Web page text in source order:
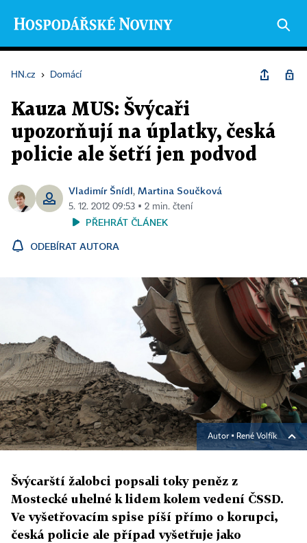
HN.cz › Domácí
Kauza MUS: Švýcaři
upozorňují na úplatky, česká
policie ale šetří jen podvod
Vladimír Šnídl, Martina Součková
5. 12. 2012 09:53 ▪ 2 min. čtení
PŘEHRÁT ČLÁNEK
ODEBÍRAT AUTORA
Autor ▪ René Volfík
Švýcarští žalobci popsali toky peněz z
Mostecké uhelné k lidem kolem vedení ČSSD.
Ve vyšetřovacím spise píší přímo o korupci,
česká policie ale případ vyšetřuje jako